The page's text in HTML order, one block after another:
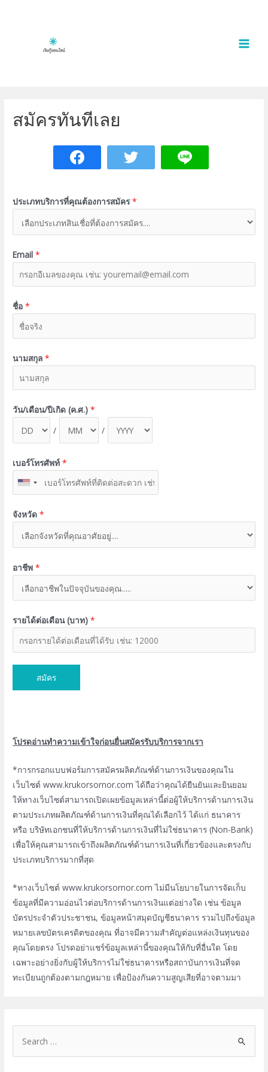
สมัครทันทีเลย
ประเภทบริการที่คุณต้องการสมัคร*
Email*
ชื่อ*
นามสกุล*
วัน/เดือน/ปีเกิด (ค.ศ.)*
/
/
เบอร์โทรศัพท์*
จังหวัด*
อาชีพ*
รายได้ต่อเดือน (บาท)*
สมัคร
โปรดอ่านทำความเข้าใจก่อนยื่นสมัครรับบริการจากเรา
*การกรอกแบบฟอร์มการสมัครผลิตภัณฑ์ด้านการเงินของคุณใน
เว็บไซต์ www.krukorsornor.com ได้ถือว่าคุณได้ยืนยันและยินยอม
ให้ทางเว็บไซต์สามารถเปิดเผยข้อมูลเหล่านี้ต่อผู้ให้บริการด้านการเงิน
ตามประเภทผลิตภัณฑ์ด้านการเงินที่คุณได้เลือกไว้ ได้แก่ ธนาคาร
หรือ บริษัทเอกชนที่ให้บริการด้านการเงินที่ไม่ใช่ธนาคาร (Non-Bank)
เพื่อให้คุณสามารถเข้าถึงผลิตภัณฑ์ด้านการเงินที่เกี่ยวข้องและตรงกับ
ประเภทบริการมากที่สุด
*ทางเว็บไซต์ www.krukorsornor.com ไม่มีนโยบายในการจัดเก็บ
ข้อมูลที่มีความอ่อนไวต่อบริการด้านการเงินแต่อย่างใด เช่น ข้อมูล
บัตรประจำตัวประชาชน, ข้อมูลหน้าสมุดบัญชีธนาคาร รวมไปถึงข้อมูล
หมายเลขบัตรเครดิตของคุณ ที่อาจมีความสำคัญต่อแหล่งเงินทุนของ
คุณโดยตรง โปรดอย่าแชร์ข้อมูลเหล่านี้ของคุณให้กับที่อื่นใด โดย
เฉพาะอย่างยิ่งกับผู้ให้บริการไม่ใช่ธนาคารหรือสถาบันการเงินที่จด
ทะเบียนถูกต้องตามกฎหมาย เพื่อป้องกันความสูญเสียที่อาจตามมา